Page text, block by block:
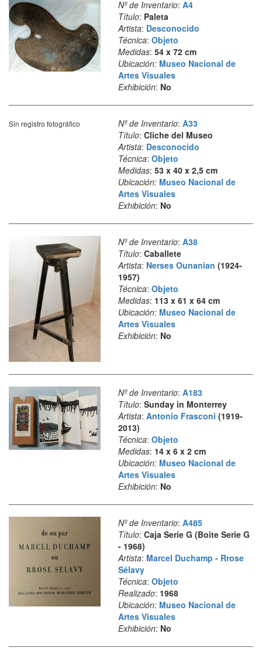
Nº de Inventario: A4
Título: Paleta
Artista: Desconocido
Técnica: Objeto
Medidas: 54 x 72 cm
Ubicación: Museo Nacional de
Artes Visuales
Exhibición: No
Sin registro fotográfico Nº de Inventario: A33
Título: Cliche del Museo
Artista: Desconocido
Técnica: Objeto
Medidas: 53 x 40 x 2,5 cm
Ubicación: Museo Nacional de
Artes Visuales
Exhibición: No
Nº de Inventario: A38
Título: Caballete
Artista: Nerses Ounanian (1924-
1957)
Técnica: Objeto
Medidas: 113 x 61 x 64 cm
Ubicación: Museo Nacional de
Artes Visuales
Exhibición: No
Nº de Inventario: A183
Título: Sunday in Monterrey
Artista: Antonio Frasconi (1919-
2013)
Técnica: Objeto
Medidas: 14 x 6 x 2 cm
Ubicación: Museo Nacional de
Artes Visuales
Exhibición: No
Nº de Inventario: A485
Título: Caja Serie G (Boite Serie G
- 1968)
Artista: Marcel Duchamp - Rrose
Sélavy
Técnica: Objeto
Realizado: 1968
Ubicación: Museo Nacional de
Artes Visuales
Exhibición: No